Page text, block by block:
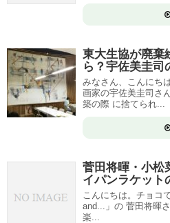
東大生協が廃棄
ら？宇佐美圭司
みなさん、こんにち
画家の宇佐美圭司さ
築の際 に捨てられ...
菅田将暉・小
イパンラケット
こんにちは。チョコ
and...」の 菅田将暉
楽...